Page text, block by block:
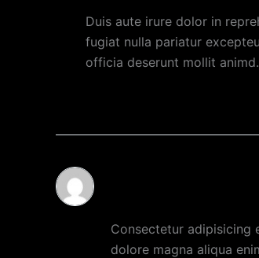
Duis aute irure dolor in
fugiat nulla pariatur
officia deserunt mollit animd.
Consectetur adipisicing
dolore magna aliqua